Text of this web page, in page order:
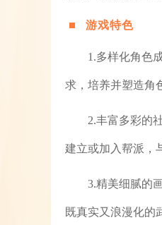
游戏特色
1.多样化角色
求，培养并塑造角
2.丰富多彩的
建立或加入帮派，
3.精美细腻的
既真实又浪漫化的